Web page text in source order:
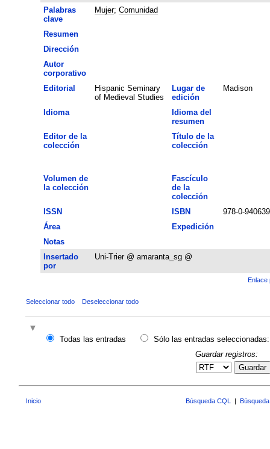
Palabras
clave
Mujer; Comunidad
Resumen
Dirección
Autor
corporativo
Editorial
Hispanic Seminary
of Medieval Studies
Lugar de
edición
Madison
Idioma
Idioma del
resumen
Editor de la
colección
Título de la
colección
Volumen de
la colección
Fascículo
de la
colección
ISSN
ISBN
978-0-
Área
Expedición
Notas
Insertado
por
Uni-Trier @ amaranta_sg @
Enlace
Seleccionar todo Deseleccionar todo
Todas las entradas
Sólo las entradas seleccionadas:
Guardar registros:
Guardar
Inicio Búsqueda CQL